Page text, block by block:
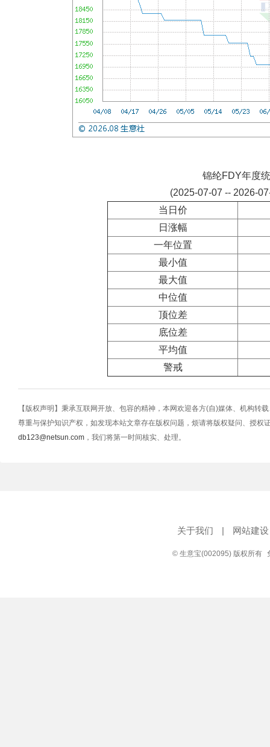
锦纶FDY年度
(2025-07-07 -- 2026-
当日价
日涨幅
一年位置
最小值
最大值
中位值
顶位差
底位差
平均值
警戒
【版权声明】秉承互联网开放、包容的精神，本网欢迎各方(自)媒体、机构转
尊重与保护知识产权，如发现本站文章存在版权问题，烦请将版权疑问、授权
db123@netsun.com ，我们将第一时间核实、处理。
关于我们 | 网站建设
© 生意宝(002095) 版权所有